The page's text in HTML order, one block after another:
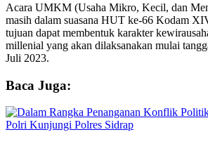
Acara UMKM (Usaha Mikro, Kecil, dan
masih dalam suasana HUT ke-66 Kodam
tujuan dapat membentuk karakter
millenial yang akan dilaksanakan mulai
Juli 2023.
Baca Juga: